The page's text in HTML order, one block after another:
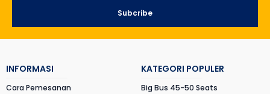
Subcribe
INFORMASI
Cara Pemesanan
KATEGORI POPULER
Big Bus 45-50 Seats